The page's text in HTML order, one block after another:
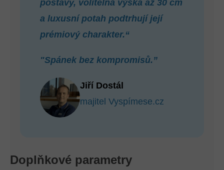
postavy, volitelná výška až 30 cm
a luxusní potah podtrhují její
prémiový charakter.“
"Spánek bez kompromisů.”
Jiří Dostál
majitel Vyspímese.cz
Doplňkové parametry